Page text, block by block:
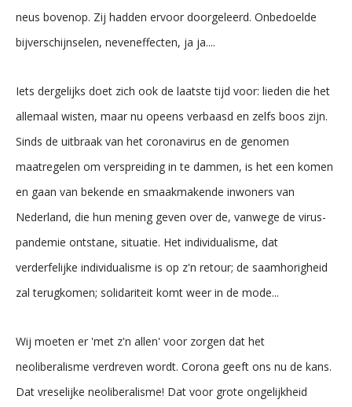
neus bovenop. Zij hadden ervoor doorgeleerd. Onbedoelde
bijverschijnselen, neveneffecten, ja ja....
Iets dergelijks doet zich ook de laatste tijd voor: lieden die het
allemaal wisten, maar nu opeens verbaasd en zelfs boos zijn.
Sinds de uitbraak van het coronavirus en de genomen
maatregelen om verspreiding in te dammen, is het een komen
en gaan van bekende en smaakmakende inwoners van
Nederland, die hun mening geven over de, vanwege de virus-
pandemie ontstane, situatie. Het individualisme, dat
verderfelijke individualisme is op z'n retour; de saamhorigheid
zal terugkomen; solidariteit komt weer in de mode...
Wij moeten er 'met z'n allen' voor zorgen dat het
neoliberalisme verdreven wordt. Corona geeft ons nu de kans.
Dat vreselijke neoliberalisme! Dat voor grote ongelijkheid